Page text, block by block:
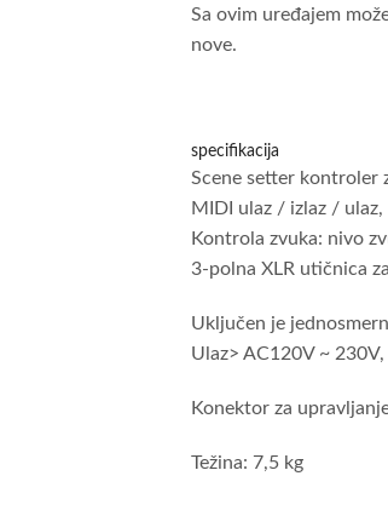
Sa ovim uređajem
nove.
specifikacija
Scene setter kontroler
MIDI ulaz / izlaz /
Kontrola zvuka: nivo
3-polna XLR utičnica
Uključen je
Ulaz> AC120V ~
Konektor za
Težina: 7,5 kg